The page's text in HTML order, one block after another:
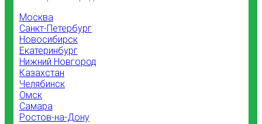
Москва
Санкт-Петербург
Новосибирск
Екатеринбург
Нижний Новгород
Казахстан
Челябинск
Омск
Самара
Ростов-на-Дону